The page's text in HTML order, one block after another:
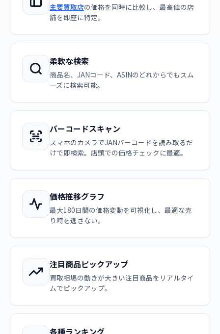
主要買取店の価格を同時に比較し、最高値の店
舗を即座に特定。
柔軟な検索
商品名、JANコード、ASINのどれからでもスム
ーズに検索可能。
バーコードスキャン
スマホのカメラでJANバーコードを読み取るだ
けで即検索。店頭での価格チェックに最適。
価格推移グラフ
最大180日間の価格変動を可視化し、最適な売
り時を逃さない。
注目商品ピックアップ
買取相場の動きが大きい注目商品をリアルタイ
ムでピックアップ。
各種ランキング